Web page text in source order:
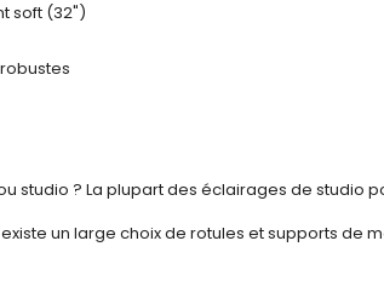
soft (32")
studio ? La plupart des éclairages de
un large choix de rotules et supports de